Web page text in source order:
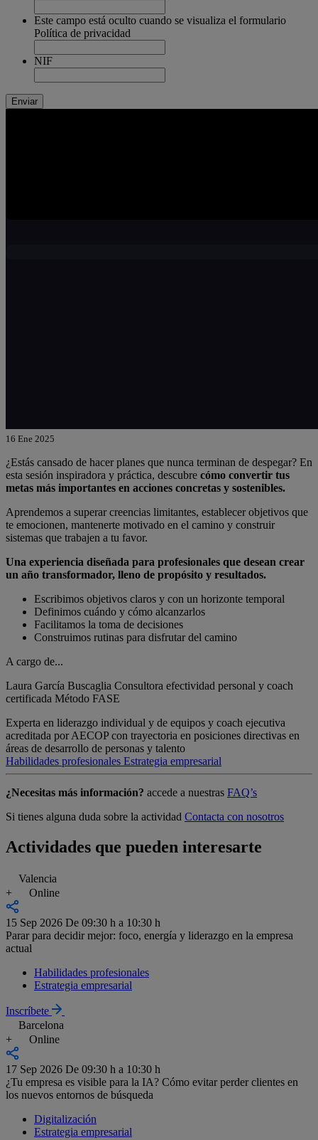
Este campo está oculto cuando se visualiza el formulario
Política de privacidad
NIF
16 Ene 2025
¿Estás cansado de hacer planes que nunca terminan de despegar? En
esta sesión inspiradora y práctica, descubre cómo convertir tus
metas más importantes en acciones concretas y sostenibles.
Aprendemos a superar creencias limitantes, establecer objetivos que
te emocionen, mantenerte motivado en el camino y construir
sistemas que trabajen a tu favor.
Una experiencia diseñada para profesionales que desean crear
un año transformador, lleno de propósito y resultados.
Escribimos objetivos claros y con un horizonte temporal
Definimos cuándo y cómo alcanzarlos
Facilitamos la toma de decisiones
Construimos rutinas para disfrutar del camino
A cargo de...
Laura García Buscaglia Consultora efectividad personal y coach
certificada Método FASE
Experta en liderazgo individual y de equipos y coach ejecutiva
acreditada por AECOP con trayectoria en posiciones directivas en
áreas de desarrollo de personas y talento
Habilidades profesionales Estrategia empresarial
¿Necesitas más información? accede a nuestras FAQ’s
Si tienes alguna duda sobre la actividad Contacta con nosotros
Actividades que pueden interesarte
Valencia
+
Online
15 Sep 2026 De 09:30 h a 10:30 h
Parar para decidir mejor: foco, energía y liderazgo en la empresa
actual
Habilidades profesionales
Estrategia empresarial
Inscríbete
Barcelona
+
Online
17 Sep 2026 De 09:30 h a 10:30 h
¿Tu empresa es visible para la IA? Cómo evitar perder clientes en
los nuevos entornos de búsqueda
Digitalización
Estrategia empresarial